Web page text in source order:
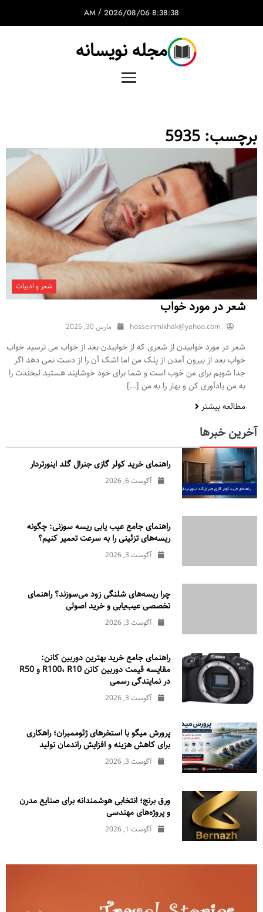
8:38:38 AM
/ 2026/08/06
مجله نویسانه
برچسب: 5935
شعر و ادبیات
شعر در مورد خواب
hosseinmikhak@yahoo.com مارس 30, 2025
شعر در مورد خوابیدن از شعری که از خوابیدن بعد از خواب می ترسید خواب
خواب بعد از بیرون آمدن از پلک من اما اشک آن را از دست نمی دهد اگر
جدا شویم برای من خوب است و شما برای خود خوشایند هستید لبخندت را
به من یادآوری کن و بهار را به من […]
مطالعه بیشتر
آخرین خبرها
راهنمای خرید کولر گازی جنرال‌ گلد اینورتر‌دار
آگوست 6, 2026
راهنمای جامع عیب یابی ریسه سوزنی: چگونه
ریسه‌های تزئینی را به سرعت تعمیر کنیم؟
آگوست 3, 2026
چرا ریسه‌های شلنگی زود می‌سوزند؟ راهنمای
تخصصی عیب‌یابی و خرید اصولی
آگوست 3, 2026
راهنمای جامع خرید بهترین دوربین کانن:
مقایسه قیمت دوربین کانن R100، R10 و R50
در نمایندگی رسمی
آگوست 3, 2026
پرورش میگو با استخرهای ژئوممبران؛ راهکاری
برای کاهش هزینه و افزایش راندمان تولید
آگوست 3, 2026
ورق برنج؛ انتخابی هوشمندانه برای صنایع مدرن
و پروژه‌های مهندسی
آگوست 1, 2026